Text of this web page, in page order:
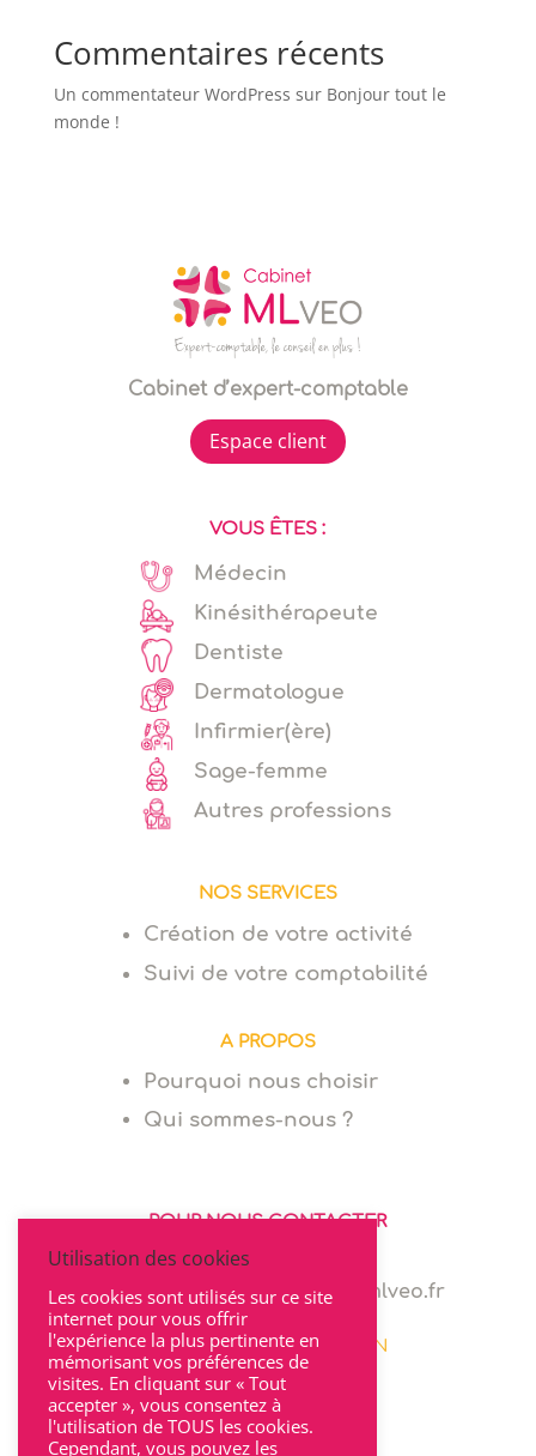
Commentaires récents
Un commentateur WordPress sur Bonjour tout le
monde !
Cabinet d’expert-comptable
Espace client
VOUS ÊTES :
Médecin
Kinésithérapeute
Dentiste
Dermatologue
Infirmier(ère)
Sage-femme
Autres professions
NOS SERVICES
Création de votre activité
Suivi de votre comptabilité
A PROPOS
Pourquoi nous choisir
Qui sommes-nous ?
POUR NOUS CONTACTER
06 64 94 03 68
marie.levionnois@cabinet-mlveo.fr
22 rue Seguin 69002 LYON
Utilisation des cookies
Les cookies sont utilisés sur ce site
internet pour vous offrir
l'expérience la plus pertinente en
mémorisant vos préférences de
visites. En cliquant sur « Tout
accepter », vous consentez à
l'utilisation de TOUS les cookies.
Cependant, vous pouvez les